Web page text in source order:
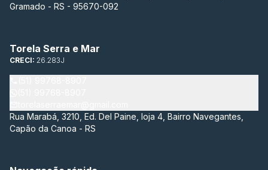
Gramado - RS - 95670-092
Torela Serra e Mar
CRECI: 26.283J
Rua Marabá, 3210, Ed. Del Paine, loja 4, Bairro Navegantes,
Capão da Canoa - RS